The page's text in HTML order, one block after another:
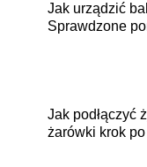
Jak urządzić
Sprawdzone
Jak podłączyć
żarówki krok